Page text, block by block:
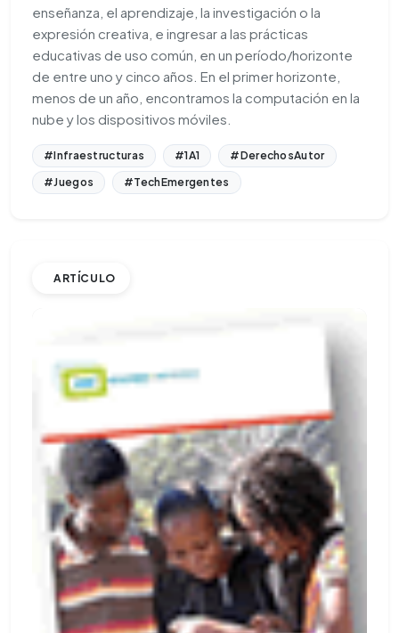
enseñanza, el aprendizaje, la investigación o la
expresión creativa, e ingresar a las prácticas
educativas de uso común, en un período/horizonte
de entre uno y cinco años. En el primer horizonte,
menos de un año, encontramos la computación en la
nube y los dispositivos móviles.
#Infraestructuras #1A1
#DerechosAutor
#Juegos
#TechEmergentes
ARTÍCULO